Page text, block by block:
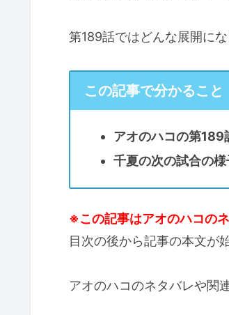
第189話ではどんな展開にな
この記事で分かること
アオのハコの第189
千夏の次の試合の様
※この記事はアオのハコの
目次の後から記事の本文が
アオのハコのネタバレや関